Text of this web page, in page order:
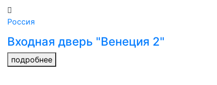
Россия
Входная дверь "Венеция 2"
подробнее